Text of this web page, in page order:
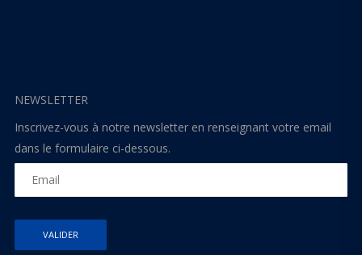
NEWSLETTER
Inscrivez-vous à notre newsletter en renseignant votre email
dans le formulaire ci-dessous.